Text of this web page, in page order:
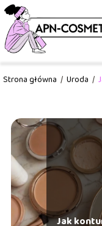
Strona główna / Uroda /
Jak